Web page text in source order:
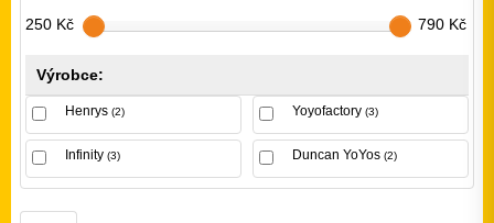
250 Kč 790 Kč
Výrobce:
Henrys(2) Yoyofactory(3)
Infinity(3) Duncan YoYos(2)